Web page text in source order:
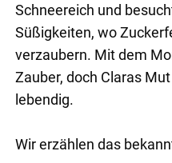
Schneereich und
Süßigkeiten, wo
verzaubern. Mit dem
Zauber, doch Claras
lebendig.
Wir erzählen das